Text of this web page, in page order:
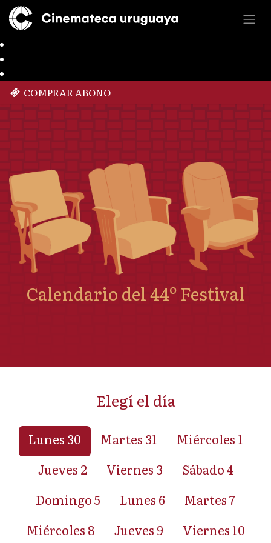
COMPRAR ABONO
Calendario del 44º Festival
Elegí el día
Lunes 30 Martes 31
Miércoles 1
Jueves 2
Viernes 3
Sábado 4
Domingo 5
Lunes 6
Martes 7
Miércoles 8
Jueves 9 Viernes 10